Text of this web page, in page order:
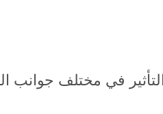
في مختلف جوانب